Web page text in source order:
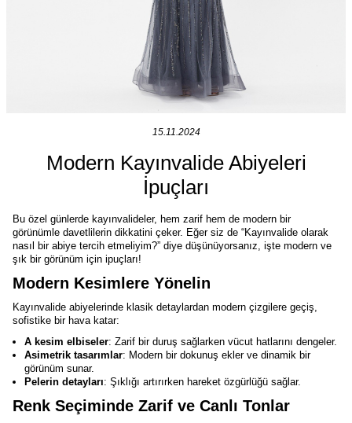
15.11.2024
Modern Kayınvalide Abiyeleri
İpuçları
Bu özel günlerde kayınvalideler, hem zarif hem de modern bir
görünümle davetlilerin dikkatini çeker. Eğer siz de “Kayınvalide olarak
nasıl bir abiye tercih etmeliyim?” diye düşünüyorsanız, işte modern ve
şık bir görünüm için ipuçları!
Modern Kesimlere Yönelin
Kayınvalide abiyelerinde klasik detaylardan modern çizgilere geçiş,
sofistike bir hava katar:
A kesim elbiseler: Zarif bir duruş sağlarken vücut hatlarını dengeler.
Asimetrik tasarımlar: Modern bir dokunuş ekler ve dinamik bir
görünüm sunar.
Pelerin detayları: Şıklığı artırırken hareket özgürlüğü sağlar.
Renk Seçiminde Zarif ve Canlı Tonlar